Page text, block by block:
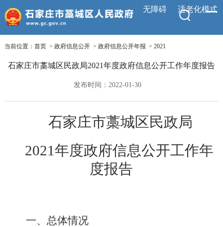
无障碍 适老化模式
当前位置： 首页> 政府信息公开> 政府信息公开年报 > 2021
石家庄市藁城区民政局2021年度政府信息公开工作年度报告
发布时间：2022-01-30
石家庄市藁城区民政局
2021年度政府信息公开工作年
度报告
一、总体情况